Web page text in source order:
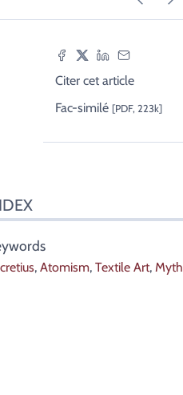
Citer cet article
Fac-similé [PDF, 223k]
,Atomism,Textile Art,Myth